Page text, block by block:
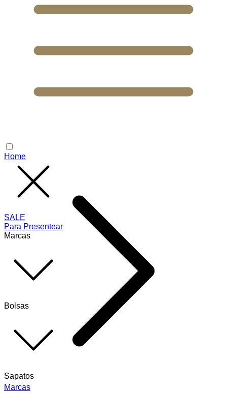
SALE
Para Presentear
Marcas
Bolsas
Sapatos
Home
Marcas